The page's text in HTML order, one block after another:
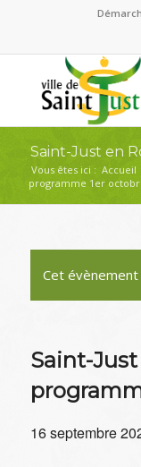
Saint-Just en
Vous êtes ici : Accueil
programme 1er
Cet
Saint-Just
16 septembre